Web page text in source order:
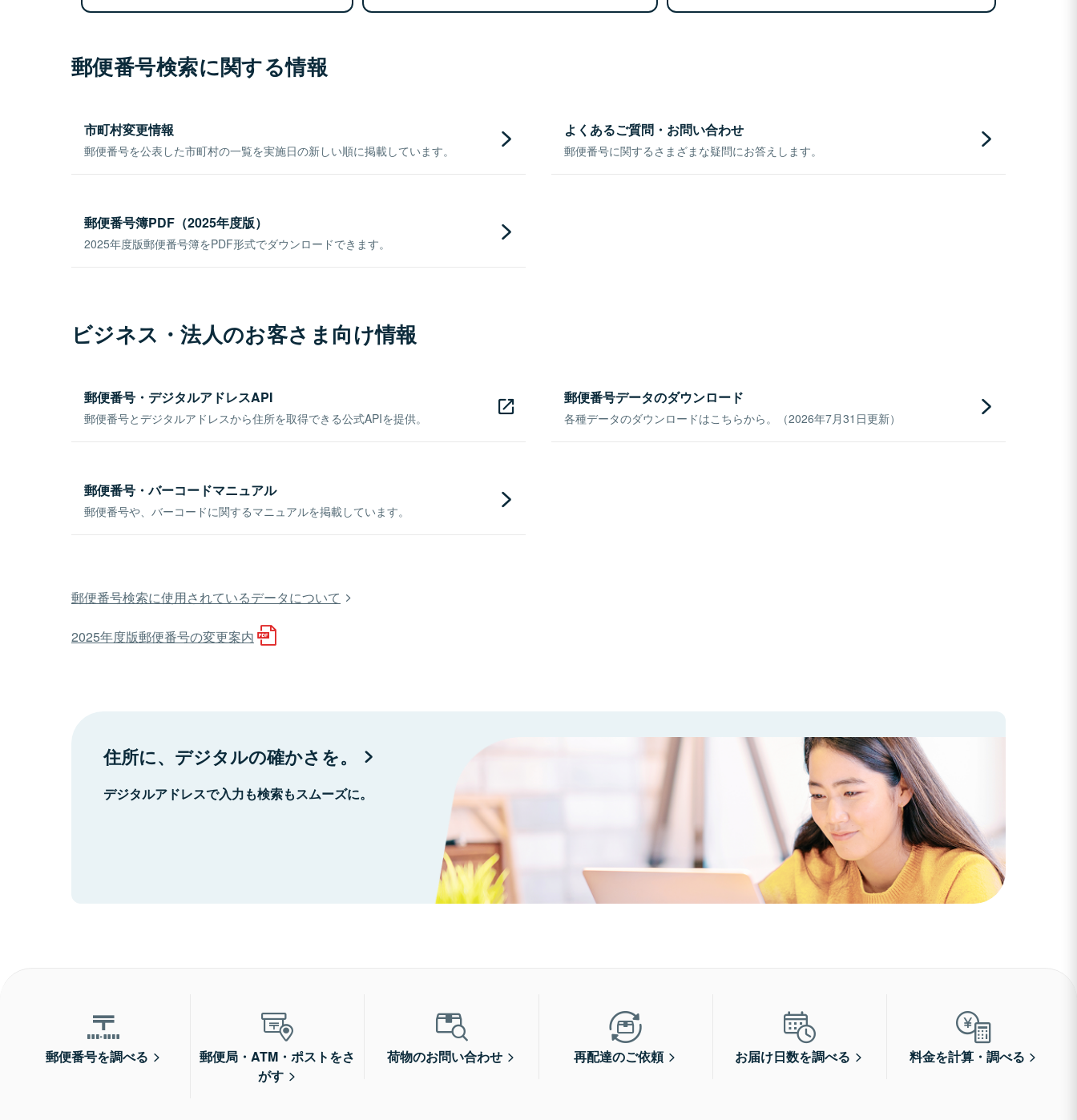
郵便番号検索に関する情報
市町村変更情報
郵便番号を公表した市町村の一覧を実施日の新しい順に掲載しています。
よくあるご質問・お問い合わせ
郵便番号に関するさまざまな疑問にお答えします。
郵便番号簿PDF（2025年度版）
2025年度版郵便番号簿をPDF形式でダウンロードできます。
ビジネス・法人のお客さま向け情報
郵便番号・デジタルアドレスAPI
郵便番号とデジタルアドレスから住所を取得できる公式APIを提供。
郵便番号データのダウンロード
各種データのダウンロードはこちらから。（2026年7月31日更新）
郵便番号・バーコードマニュアル
郵便番号や、バーコードに関するマニュアルを掲載しています。
郵便番号検索に使用されているデータについて
2025年度版郵便番号の変更案内
住所に、デジタルの確かさを。
デジタルアドレスで入力も検索もスムーズに。
郵便番号を調べる
郵便局・ATM・ポストをさ
がす
荷物のお問い合わせ 再配達のご依頼 お届け日数を調べる 料金を計算・調べる